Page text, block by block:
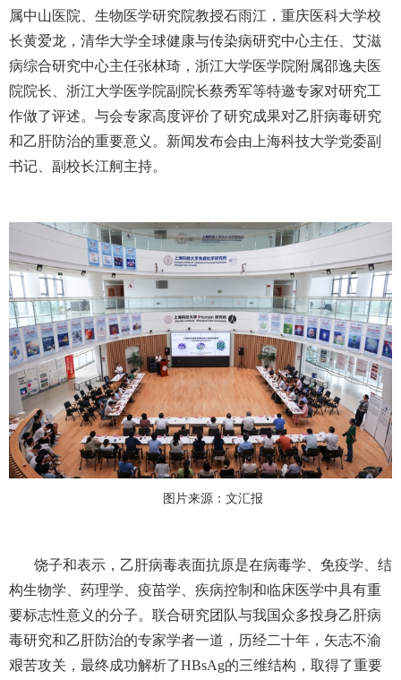
属中山医院
生物医学研究院教授石雨江 ， 重庆医科大学校
长黄爱龙 ， 清华大学全球健康与传染病研究中心主任
艾滋
病综合研究中心主任张林琦 ， 浙江大学医学院附属邵逸夫医
院院长
浙江大学医学院副院长蔡秀军等特邀专家对研究工
作做了评述。 与会专家高度评价了研究成果对乙肝病毒研究
和乙肝防治的重要意义。 新闻发布会由上海科技大学党委副
书记、副校长江舸主持。
图片来源：文汇报
饶子和表示， 乙肝病毒表面抗原是在病毒学、免疫学、结
构生物学、药理学、疫苗学、疾病控制和临床医学中具有重
要标志性意义的分子。 联合研究团队与我国众多投身乙肝病
毒研究和乙肝防治的专家学者一道 ， 历经二十年，矢志不渝
艰苦攻关 ，最终成功解析了HBsAg的三维结构 ， 取得了重要